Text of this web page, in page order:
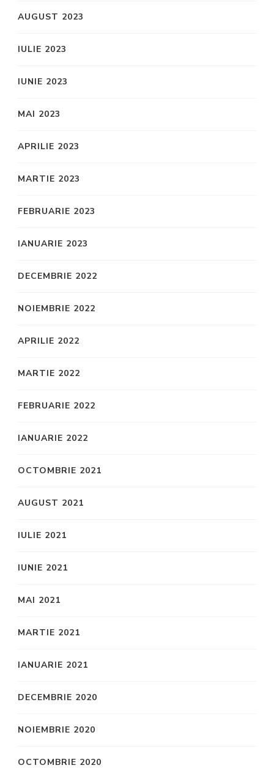
AUGUST 2023
IULIE 2023
IUNIE 2023
MAI 2023
APRILIE 2023
MARTIE 2023
FEBRUARIE 2023
IANUARIE 2023
DECEMBRIE 2022
NOIEMBRIE 2022
APRILIE 2022
MARTIE 2022
FEBRUARIE 2022
IANUARIE 2022
OCTOMBRIE 2021
AUGUST 2021
IULIE 2021
IUNIE 2021
MAI 2021
MARTIE 2021
IANUARIE 2021
DECEMBRIE 2020
NOIEMBRIE 2020
OCTOMBRIE 2020